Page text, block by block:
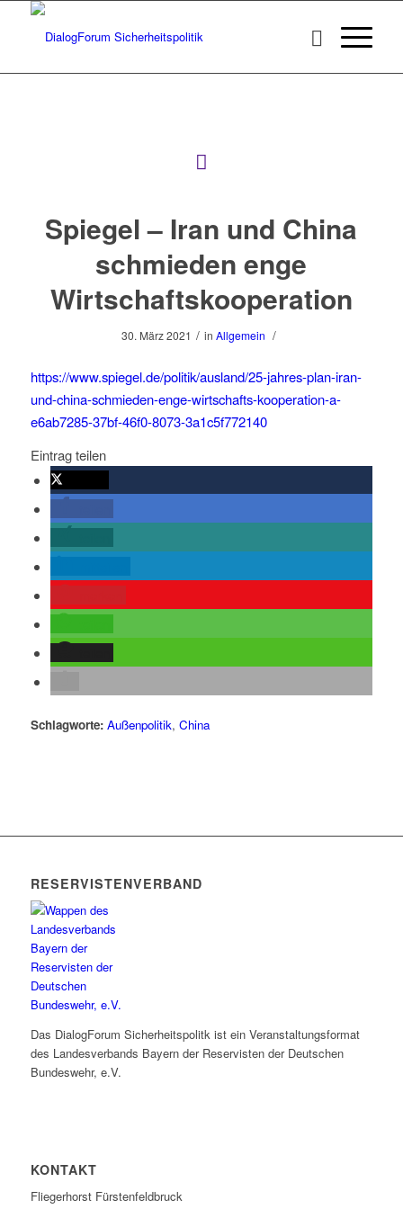
Spiegel – Iran und China
schmieden enge
Wirtschaftskooperation
30. März 2021 / inAllgemein /
https://www.spiegel.de/politik/ausland/25-jahres-plan-iran-
und-china-schmieden-enge-wirtschafts-kooperation-a-
e6ab7285-37bf-46f0-8073-3a1c5f772140
Eintrag teilen
Schlagworte: Außenpolitik, China
RESERVISTENVERBAND
Das DialogForum Sicherheitspolitk ist ein Veranstaltungsformat
des Landesverbands Bayern der Reservisten der Deutschen
Bundeswehr, e.V.
KONTAKT
Fliegerhorst Fürstenfeldbruck